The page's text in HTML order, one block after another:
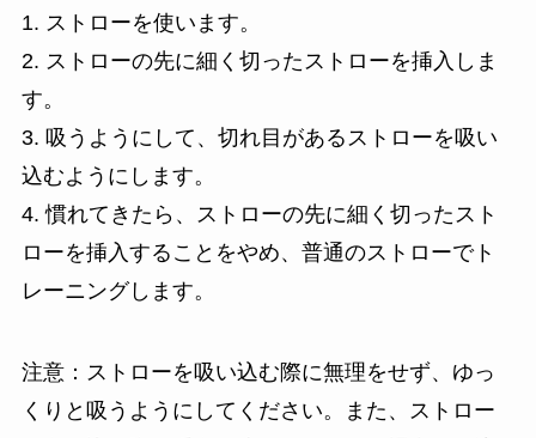
1. ストローを使います。
2. ストローの先に細く切ったストローを挿入しま
す。
3. 吸うようにして、切れ目があるストローを吸い
込むようにします。
4. 慣れてきたら、ストローの先に細く切ったスト
ローを挿入することをやめ、普通のストローでト
レーニングします。
注意：ストローを吸い込む際に無理をせず、ゆっ
くりと吸うようにしてください。また、ストロー